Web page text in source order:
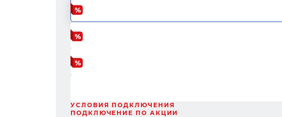
УСЛОВИЯ ПОДКЛЮЧЕНИЯ
ПОДКЛЮЧЕНИЕ ПО АКЦИИ